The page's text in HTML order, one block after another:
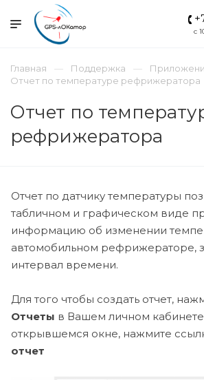
c
Главная Поддержка
Отчет по температуре рефрижератора
Отчет по
рефрижератора
Отчет по датчику температуры
табличном и графическом виде
информацию об изменении
автомобильном рефрижераторе,
интервал времени.
Для того чтобы создать отчет,
Отчеты в Вашем личном
открывшемся окне, нажмите
отчет